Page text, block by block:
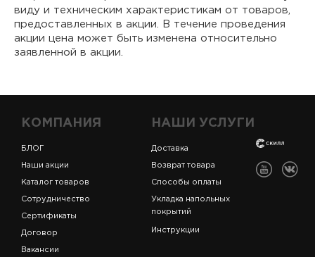
виду и техническим характеристикам от товаров,
предоставленных в акции. В течение проведения
акции цена может быть изменена относительно
заявленной в акции.
КОМПАНИЯ
БЛОГ
Наши акции
Каталог товаров
Сотрудничество
Сертификаты
Договор
Вакансии
НАШИ УСЛУГИ
Доставка
Возврат товара
Способы оплаты
Укладка напольных
покрытий
Инструкции